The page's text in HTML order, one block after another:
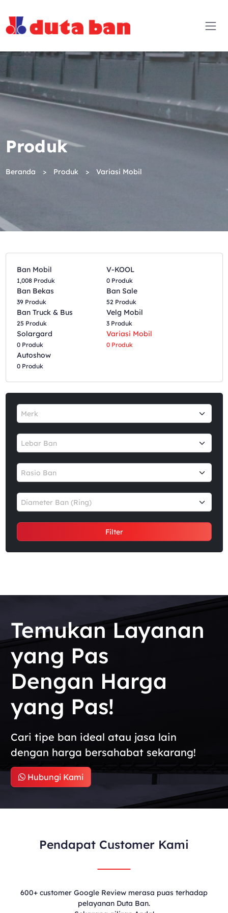
Produk
Beranda Produk Variasi Mobil
Ban Mobil
1,008 Produk
V-KOOL
0 Produk
Ban Bekas
39 Produk
Ban Sale
52 Produk
Ban Truck & Bus
25 Produk
Velg Mobil
3 Produk
Solargard
0 Produk
Variasi Mobil
0 Produk
Autoshow
0 Produk
Merk
Lebar Ban
Rasio Ban
Diameter Ban (Ring)
Filter
Temukan Layanan
yang Pas
Dengan Harga
yang Pas!
Cari tipe ban ideal atau jasa lain
dengan harga bersahabat sekarang!
Hubungi Kami
Pendapat Customer Kami
600+ customer Google Review merasa puas terhadap
pelayanan Duta Ban.